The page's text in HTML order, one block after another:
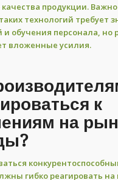
продукции.
технологий требует
обучения персонала, но
вложенные усилия.
к
на
гибко реагировать